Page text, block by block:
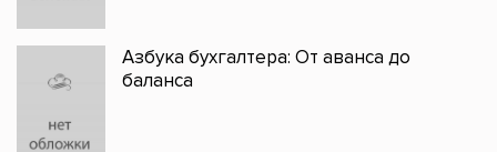
Азбука бухгалтера: От аванса до
баланса